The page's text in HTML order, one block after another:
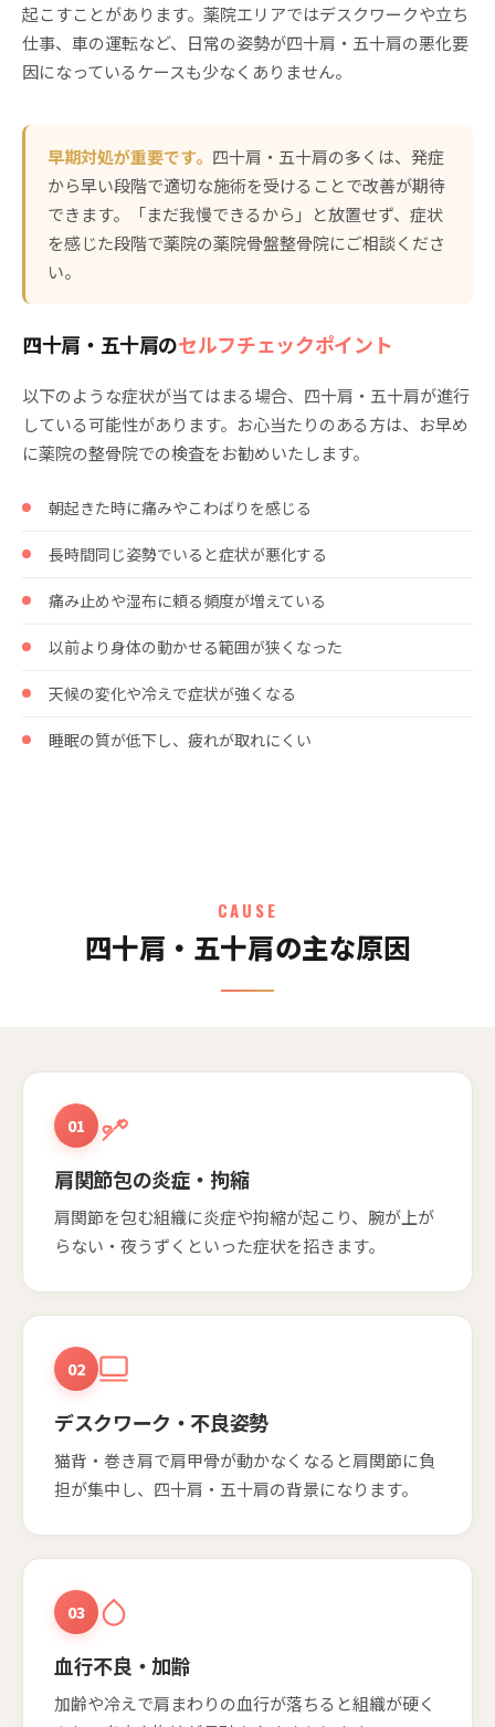
起こすことがあります。薬院エリアではデスクワークや立ち
仕事、車の運転など、日常の姿勢が四十肩・五十肩の悪化要
因になっているケースも少なくありません。
早期対処が重要です。 四十肩・五十肩の多くは、発症
から早い段階で適切な施術を受けることで改善が期待
できます。「まだ我慢できるから」と放置せず、症状
を感じた段階で薬院の薬院骨盤整骨院にご相談くださ
い。
四十肩・五十肩のセルフチェックポイント
以下のような症状が当てはまる場合、四十肩・五十肩が進行
している可能性があります。お心当たりのある方は、お早め
に薬院の整骨院での検査をお勧めいたします。
朝起きた時に痛みやこわばりを感じる
長時間同じ姿勢でいると症状が悪化する
痛み止めや湿布に頼る頻度が増えている
以前より身体の動かせる範囲が狭くなった
天候の変化や冷えで症状が強くなる
睡眠の質が低下し、疲れが取れにくい
CAUSE
四十肩・五十肩の主な原因
01
肩関節包の炎症・拘縮
肩関節を包む組織に炎症や拘縮が起こり、腕が上が
らない・夜うずくといった症状を招きます。
02
デスクワーク・不良姿勢
猫背・巻き肩で肩甲骨が動かなくなると肩関節に負
担が集中し、四十肩・五十肩の背景になります。
03
血行不良・加齢
加齢や冷えで肩まわりの血行が落ちると組織が硬く